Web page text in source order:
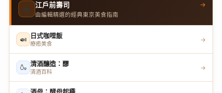
🍣 江戶前壽司
由編輯精選的經典東京美食指南
→
🍛 日式咖哩飯
療癒美食
→
🍶 清酒釀造：醪
清酒百科
→